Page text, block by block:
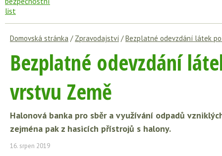
Domovská stránka / Zpravodajství /Bezplatné odevzdání látek
Bezplatné odevzdání
vrstvu Země
Halonová banka pro sběr a využívání odpadů
zejména pak z hasicích přístrojů s halony.
16. srpen 2019